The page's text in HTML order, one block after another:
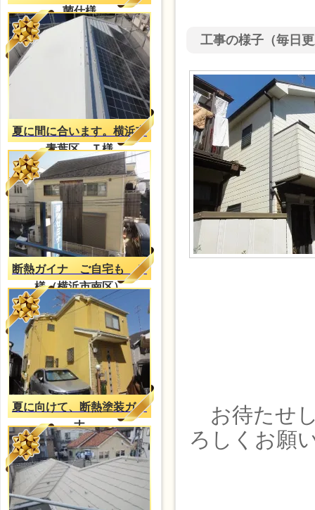
菌仕様
夏に間に合います。横浜市
青葉区 Ｔ様
断熱ガイナ ご自宅も Ｔ
様（横浜市南区）
夏に向けて、断熱塗装ガイ
ナ
工事の様子（毎日
お待たせ
ろしくお願